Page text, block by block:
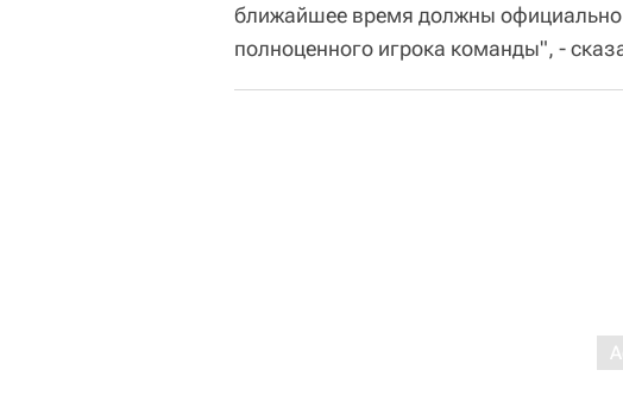
ближайшее время должны официально
полноценного игрока команды", -